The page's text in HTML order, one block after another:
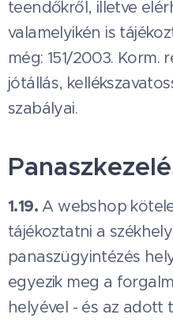
teendőkről, illetve
valamelyikén is
még: 151/2003. Korm.
jótállás,
szabályai.
1.19. A webshop
tájékoztatni a
panaszügyintézés
egyezik meg a
helyével - és az adott